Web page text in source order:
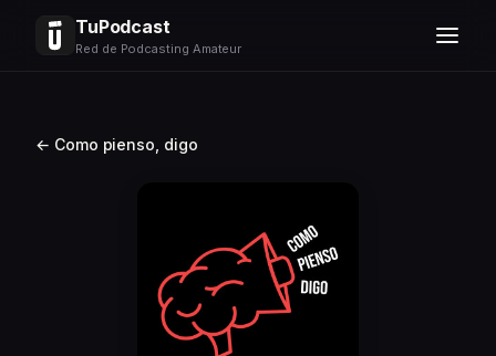
TuPodcast
Red de Podcasting Amateur
← Como pienso, digo